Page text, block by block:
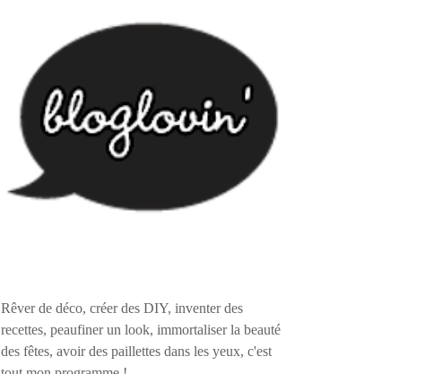
Rêver de déco, créer des DIY, inventer des
recettes, peaufiner un look, immortaliser la beauté
des fêtes, avoir des paillettes dans les yeux, c'est